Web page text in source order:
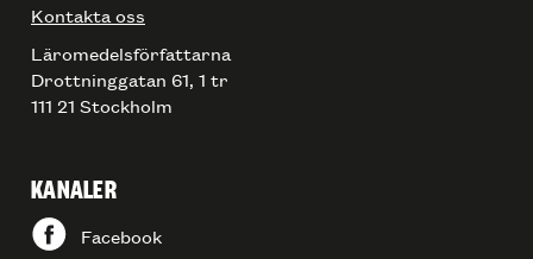
Kontakta oss
Läromedelsförfattarna
Drottninggatan 61, 1 tr
111 21 Stockholm
KANALER
Facebook